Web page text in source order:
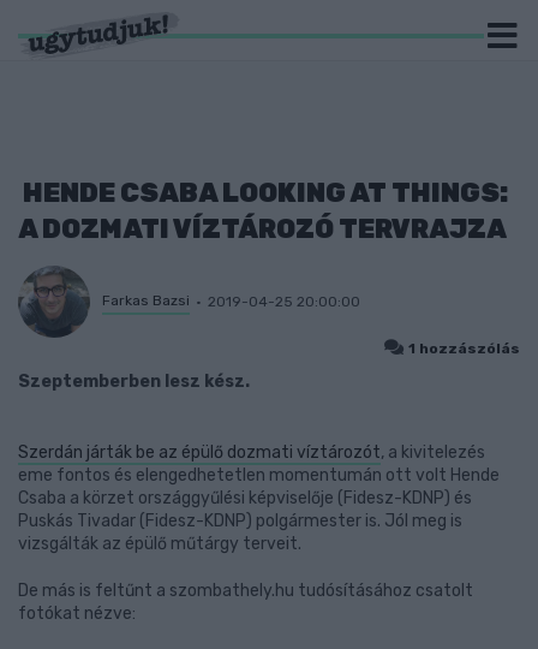
HENDE CSABA LOOKING AT THINGS:
A DOZMATI VÍZTÁROZÓ TERVRAJZA
Farkas Bazsi 2019-04-25 20:00:00
1 hozzászólás
Szeptemberben lesz kész.
Szerdán járták be az épülő dozmati víztározót, a kivitelezés
eme fontos és elengedhetetlen momentumán ott volt Hende
Csaba a körzet országgyűlési képviselője (Fidesz-KDNP) és
Puskás Tivadar (Fidesz-KDNP) polgármester is. Jól meg is
vizsgálták az épülő műtárgy terveit.
De más is feltűnt a szombathely.hu tudósításához csatolt
fotókat nézve: